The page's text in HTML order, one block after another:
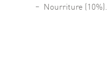
Nourriture (10%).